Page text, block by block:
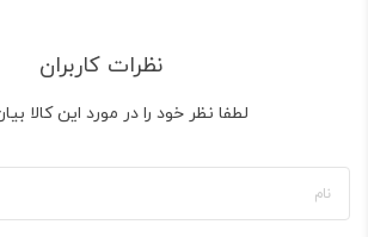
نظرات کاربران
لطفا نظر خود را در مورد این کالا